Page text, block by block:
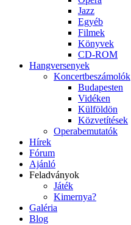
Jazz
Egyéb
Filmek
Könyvek
CD-ROM
Hangversenyek
Koncertbeszámolók
Budapesten
Vidéken
Külföldön
Közvetítések
Operabemutatók
Hírek
Fórum
Ajánló
Feladványok
Játék
Kimernya?
Galéria
Blog